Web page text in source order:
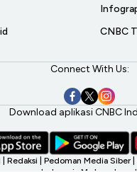
CNBC
Connect With Us:
Download aplikasi CNBC
Redaksi Pedoman Media Siber